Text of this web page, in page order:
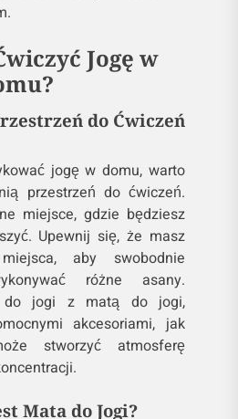
Jogę w
do Ćwiczeń
jogę w domu, warto
przestrzeń do ćwiczeń.
miejsce, gdzie będziesz
Upewnij się, że masz
aby swobodnie
różne asany.
do jogi z matą do jogi,
akcesoriami, jak
stworzyć atmosferę
Mata do Jogi?